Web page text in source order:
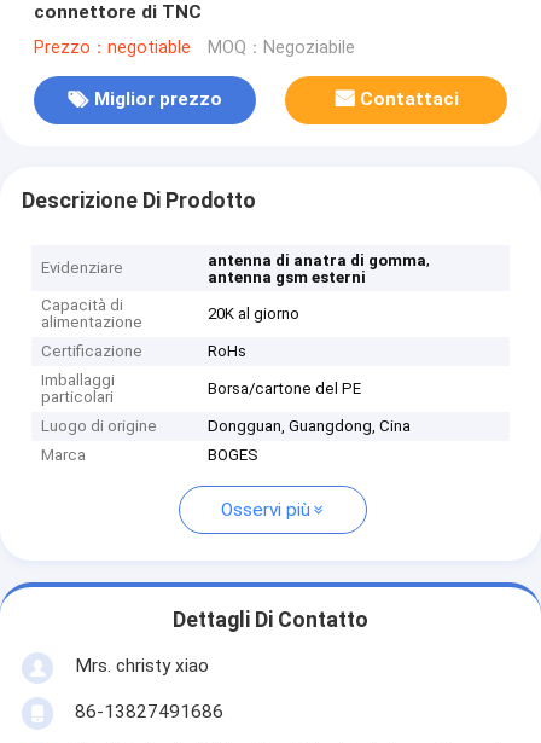
connettore di TNC
Prezzo：negotiable MOQ：Negoziabile
Miglior prezzo Contattaci
Descrizione Di Prodotto
Evidenziare antenna di anatra di gomma,
antenna gsm esterni
Capacità di
alimentazione
20K al giorno
Certificazione
RoHs
Imballaggi
particolari
Borsa/cartone del PE
Luogo di origine
Dongguan, Guangdong, Cina
Marca
BOGES
Osservi più
Dettagli Di Contatto
Mrs. christy xiao
86-13827491686